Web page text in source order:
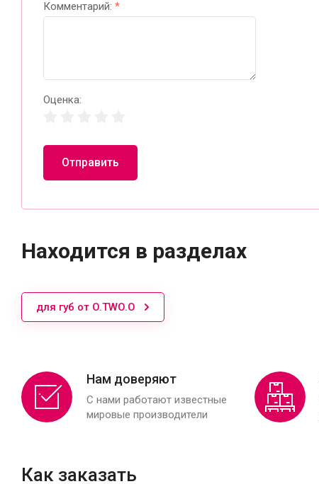
Комментарий: *
Оценка:
Отправить
Находится в разделах
для губ от O.TWO.O
Нам доверяют
С нами работают известные
мировые производители
Как заказать